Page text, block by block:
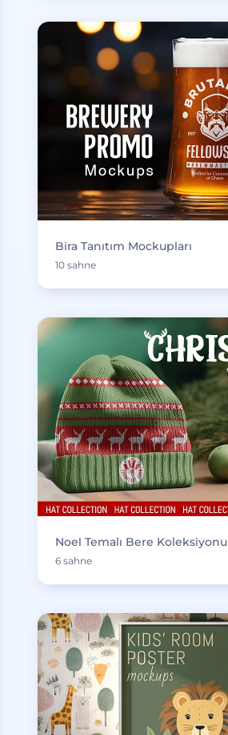
Bira Tanıtım Mockupları
10 sahne
Noel Temalı Bere Koleksiyonu
6 sahne